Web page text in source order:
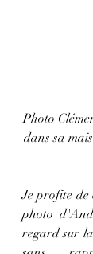
Photo
dans sa
Je profite
photo
regard sur